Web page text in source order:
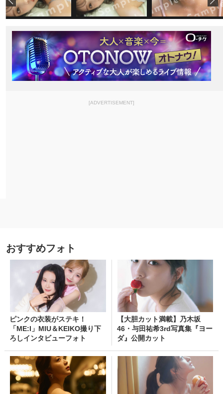
[ADVERTISEMENT]
おすすめフォト
ピンクの衣装がステキ！
「ME:I」MIU＆KEIKO撮り下
ろしインタビューフォト
【大胆カット満載】乃木坂
46・与田祐希3rd写真集『ヨー
ダ』公開カット